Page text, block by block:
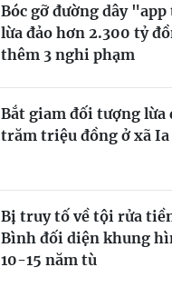
Bóc gỡ đường dây
lừa đảo hơn 2.300 tỷ
thêm 3 nghi phạm
Bắt giam đối tượng lừa
trăm triệu đồng ở xã Ia
Bị truy tố về tội rửa
Bình đối diện khung
10-15 năm tù